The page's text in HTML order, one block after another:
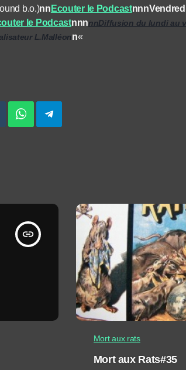
b.o.)nn Ecouter le Podcast
le PodcastnnnnnDiffusion du lundi au
L.Malléonn«
insert_link
Mort aux rats
Mort aux Rats#35